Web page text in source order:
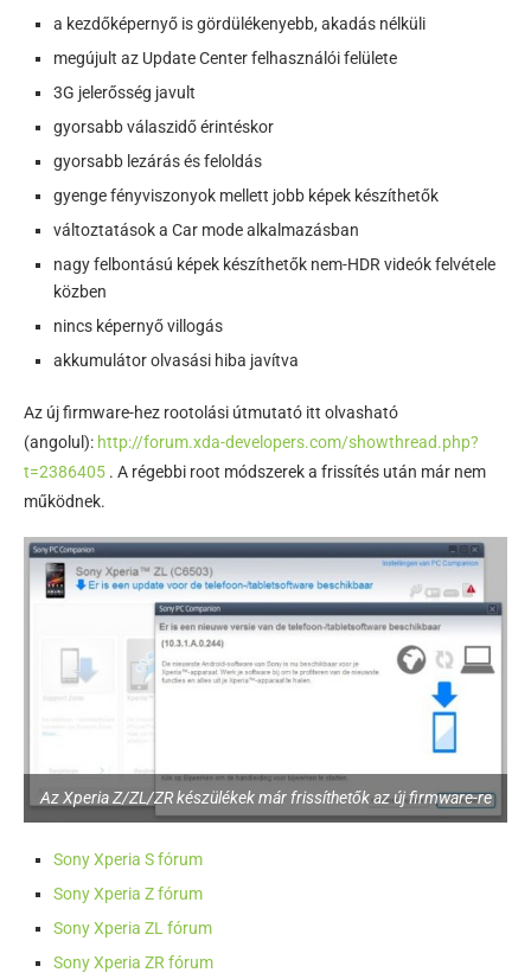
a kezdőképernyő is gördülékenyebb, akadás nélküli
megújult az Update Center felhasználói felülete
3G jelerősség javult
gyorsabb válaszidő érintéskor
gyorsabb lezárás és feloldás
gyenge fényviszonyok mellett jobb képek készíthetők
változtatások a Car mode alkalmazásban
nagy felbontású képek készíthetők nem-HDR videók felvétele
közben
nincs képernyő villogás
akkumulátor olvasási hiba javítva
Az új firmware-hez rootolási útmutató itt olvasható
(angolul): http://forum.xda-developers.com/showthread.php?
t=2386405 . A régebbi root módszerek a frissítés után már nem
működnek.
Az Xperia Z/ZL/ZR készülékek már frissíthetők az új firmware-re
Sony Xperia S fórum
Sony Xperia Z fórum
Sony Xperia ZL fórum
Sony Xperia ZR fórum